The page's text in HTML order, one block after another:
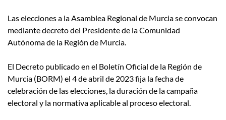
Las elecciones a la Asamblea Regional de Murcia se convocan
mediante decreto del Presidente de la Comunidad
Autónoma de la Región de Murcia.
El Decreto publicado en el Boletín Oficial de la Región de
Murcia (BORM) el 4 de abril de 2023 fija la fecha de
celebración de las elecciones, la duración de la campaña
electoral y la normativa aplicable al proceso electoral.